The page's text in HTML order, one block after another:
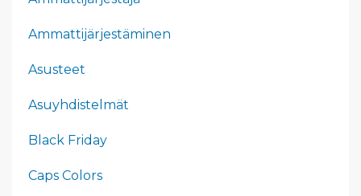
Ammattijärjestäminen
Asusteet
Asuyhdistelmät
Black Friday
Caps Colors